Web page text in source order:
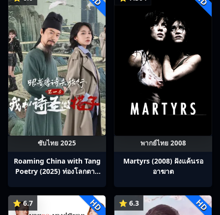
ซับไทย 2025
Roaming China with Tang
Poetry (2025) ท่องโลกตาม
พากย์ไทย 2008
Martyrs (2008) ฝังแค้นรอ
อาฆาต
⭐ 6.7 HD ⭐ 6.3 HD